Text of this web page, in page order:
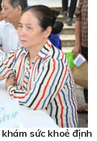
sức khoẻ định